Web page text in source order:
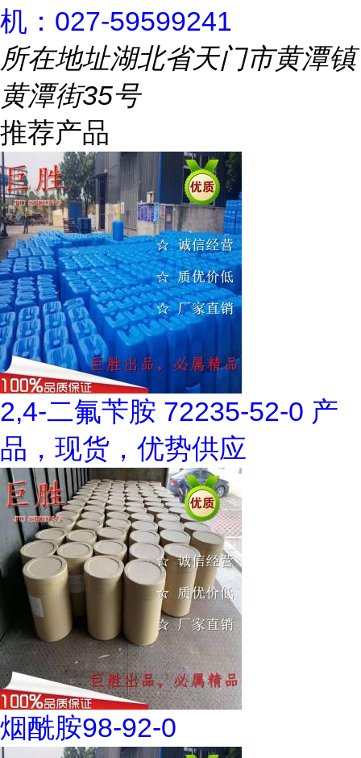
机：027-59599241
所在地址湖北省天门市黄潭镇
黄潭街35号
推荐产品
2,4-二氟苄胺 72235-52-0 产
品，现货，优势供应
烟酰胺98-92-0